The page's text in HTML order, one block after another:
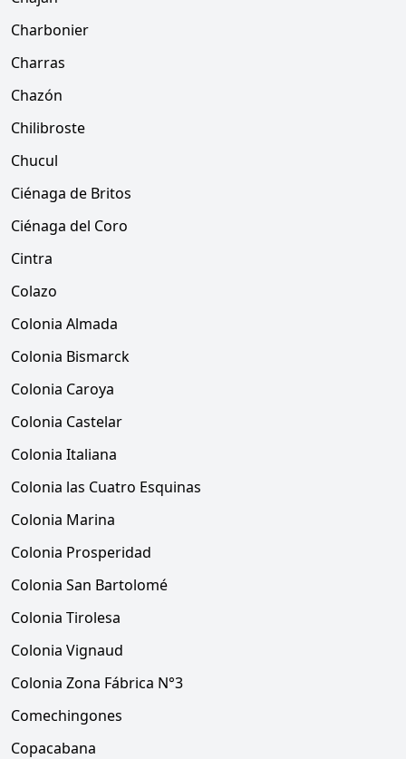
Charbonier
Charras
Chazón
Chilibroste
Chucul
Ciénaga de Britos
Ciénaga del Coro
Cintra
Colazo
Colonia Almada
Colonia Bismarck
Colonia Caroya
Colonia Castelar
Colonia Italiana
Colonia las Cuatro Esquinas
Colonia Marina
Colonia Prosperidad
Colonia San Bartolomé
Colonia Tirolesa
Colonia Vignaud
Colonia Zona Fábrica N°3
Comechingones
Copacabana